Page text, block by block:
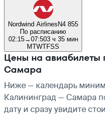
Nordwind AirlinesN4 855
По расписанию
02:15→07:503 ч 35 мин
MTWTFSS
Цены на авиабилеты
Самара
Ниже — календарь
Калининград — Самара
дату и сразу увидите